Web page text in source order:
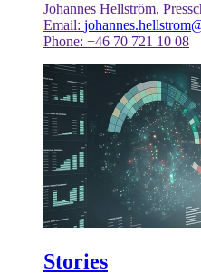
Johannes Hellström,
Email:
Phone: +46 70 721 10 08
Stories